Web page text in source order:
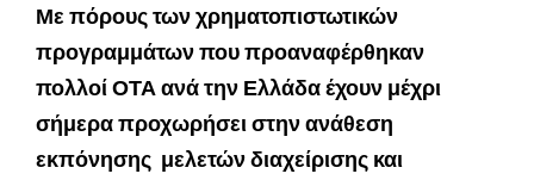
Με πόρους των χρηματοπιστωτικών
προγραμμάτων που προαναφέρθηκαν
πολλοί ΟΤΑ ανά την Ελλάδα έχουν μέχρι
σήμερα προχωρήσει στην ανάθεση
εκπόνησης μελετών διαχείρισης και